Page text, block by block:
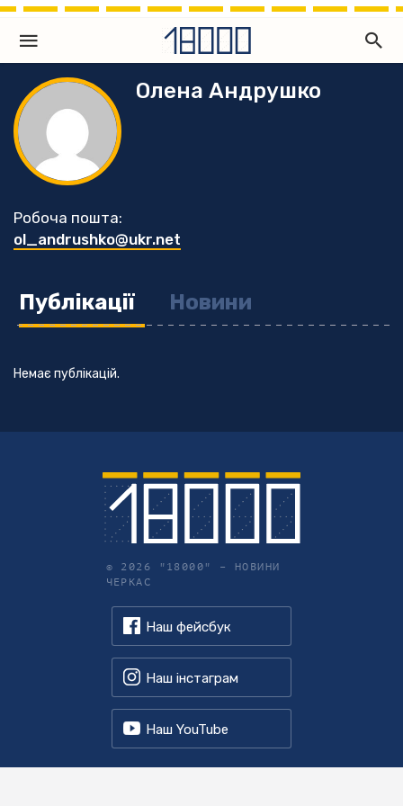
Олена Андрушко
Робоча пошта:
ol_andrushko@ukr.net
Публікації Новини
Немає публікацій.
© 2026 "18000" – НОВИНИ
ЧЕРКАС
Наш фейсбук
Наш інстаграм
Наш YouTube